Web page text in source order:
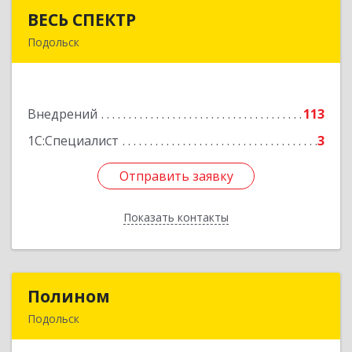
ВЕСЬ СПЕКТР
Подольск
Внедрений
113
1С:Специалист
3
Отправить заявку
Показать контакты
Подробнее
Отправить заявку
Назад
Полином
Подольск